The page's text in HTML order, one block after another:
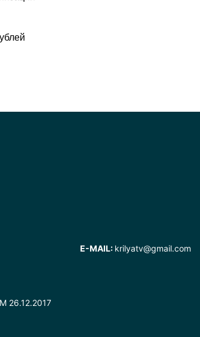
26.12.2017
E-MAIL: krilyatv@gmail.com